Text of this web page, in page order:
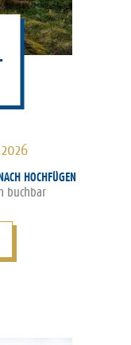
HOCHFÜGEN
buchbar